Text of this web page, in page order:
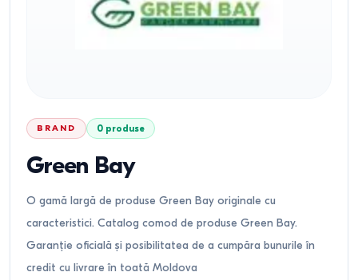
BRAND 0 produse
Green Bay
O gamă largă de produse Green Bay originale cu
caracteristici. Catalog comod de produse Green Bay.
Garanție oficială și posibilitatea de a cumpăra bunurile în
credit cu livrare în toată Moldova